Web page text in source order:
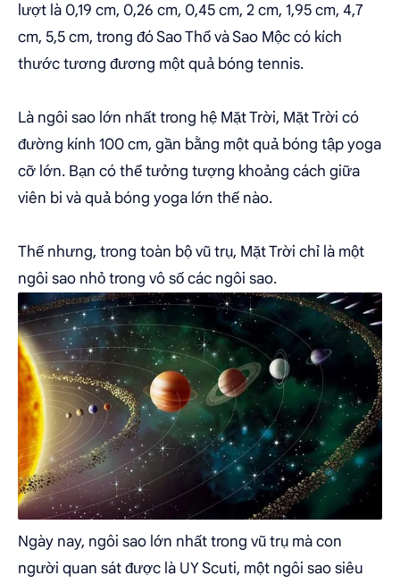
lượt là 0,19 cm, 0,26 cm, 0,45 cm, 2 cm, 1,95 cm, 4,7
cm, 5,5 cm, trong đó Sao Thổ và Sao Mộc có kích
thước tương đương một quả bóng tennis.
Là ngôi sao lớn nhất trong hệ Mặt Trời, Mặt Trời có
đường kính 100 cm, gần bằng một quả bóng tập yoga
cỡ lớn. Bạn có thể tưởng tượng khoảng cách giữa
viên bi và quả bóng yoga lớn thế nào.
Thế nhưng, trong toàn bộ vũ trụ, Mặt Trời chỉ là một
ngôi sao nhỏ trong vô số các ngôi sao.
Ngày nay, ngôi sao lớn nhất trong vũ trụ mà con
người quan sát được là UY Scuti, một ngôi sao siêu